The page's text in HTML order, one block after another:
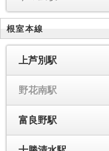
根室本線
上芦別駅
野花南駅
富良野駅